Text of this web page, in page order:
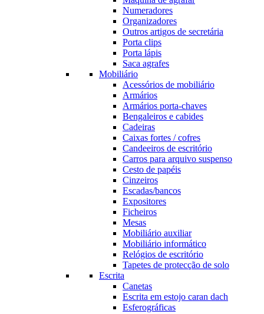
Numeradores
Organizadores
Outros artigos de secretária
Porta clips
Porta lápis
Saca agrafes
Mobiliário
Acessórios de mobiliário
Armários
Armários porta-chaves
Bengaleiros e cabides
Cadeiras
Caixas fortes / cofres
Candeeiros de escritório
Carros para arquivo suspenso
Cesto de papéis
Cinzeiros
Escadas/bancos
Expositores
Ficheiros
Mesas
Mobiliário auxiliar
Mobiliário informático
Relógios de escritório
Tapetes de protecção de solo
Escrita
Canetas
Escrita em estojo caran dach
Esferográficas